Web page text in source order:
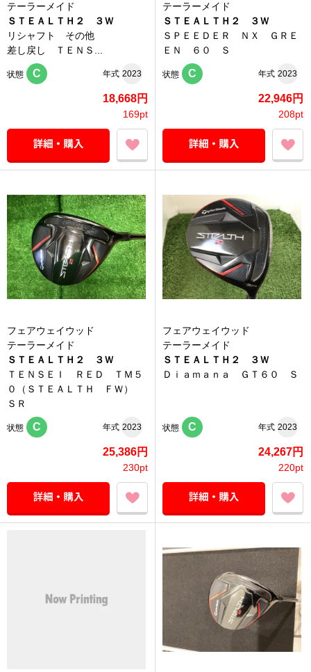
テーラーメイド
ＳＴＥＡＬＴＨ２ ３Ｗ
リシャフト その他
差し戻し ＴＥＮＳ...
状態 C 年式 2023
18,668円
169pt
テーラーメイド
ＳＴＥＡＬＴＨ２ ３Ｗ
ＳＰＥＥＤＥＲ ＮＸ ＧＲＥ
ＥＮ ６０ Ｓ
状態 C 年式 2023
22,946円
208pt
フェアウェイウッド
テーラーメイド
ＳＴＥＡＬＴＨ２ ３Ｗ
ＴＥＮＳＥＩ ＲＥＤ ＴＭ５
０（ＳＴＥＡＬＴＨ ＦＷ）
ＳＲ
状態 C 年式 2023
25,386円
230pt
フェアウェイウッド
テーラーメイド
ＳＴＥＡＬＴＨ２ ３Ｗ
Ｄｉａｍａｎａ ＧＴ６０ Ｓ
状態 C 年式 2023
24,267円
220pt